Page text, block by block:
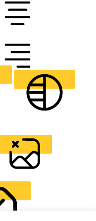
ALIGN TEXT
HIDE IMAGES